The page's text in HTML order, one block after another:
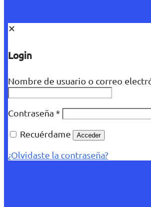
✕
Login
Nombre de usuario o correo
Contraseña *
Recuérdame
Acceder
¿Olvidaste la contraseña?